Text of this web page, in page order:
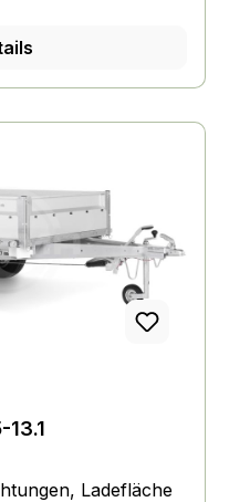
Ladefläche